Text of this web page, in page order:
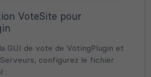
VoteSite pour
GUI de vote de VotingPlugin et
configurez le fichier
: